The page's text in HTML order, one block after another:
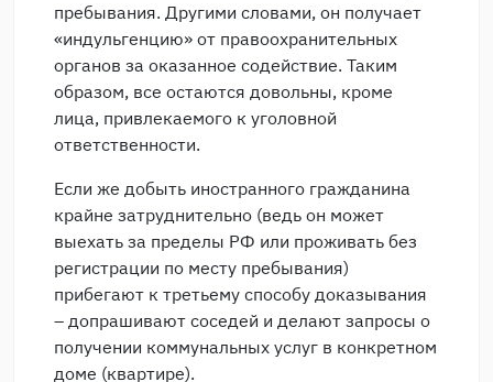
пребывания. Другими словами, он получает
«индульгенцию» от правоохранительных
органов за оказанное содействие. Таким
образом, все остаются довольны, кроме
лица, привлекаемого к уголовной
ответственности.
Если же добыть иностранного гражданина
крайне затруднительно (ведь он может
выехать за пределы РФ или проживать без
регистрации по месту пребывания)
прибегают к третьему способу доказывания
– допрашивают соседей и делают запросы о
получении коммунальных услуг в конкретном
доме (квартире).